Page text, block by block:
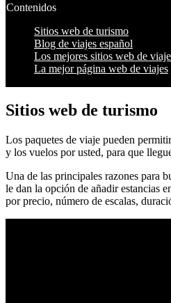
Contenidos
Sitios web de turismo
Blog de viajes español
Los mejores sitios web de
La mejor página web de viajes
Sitios web de turismo
Los paquetes de viaje pueden
y los vuelos por usted, para que
Una de las principales razones para
le dan la opción de añadir estancias
por precio, número de escalas,